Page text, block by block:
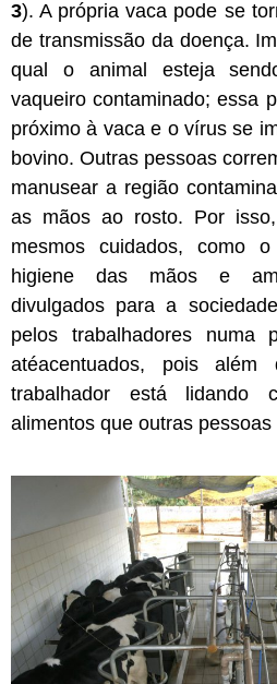
3). A própria vaca pode se
de transmissão da doença.
qual o animal esteja
vaqueiro contaminado; essa
próximo à vaca e o vírus se
bovino. Outras pessoas
manusear a região
as mãos ao rosto. Por
mesmos cuidados, como
higiene das mãos e
divulgados para a
pelos trabalhadores numa
atéacentuados, pois
trabalhador está lidando
alimentos que outras pessoas